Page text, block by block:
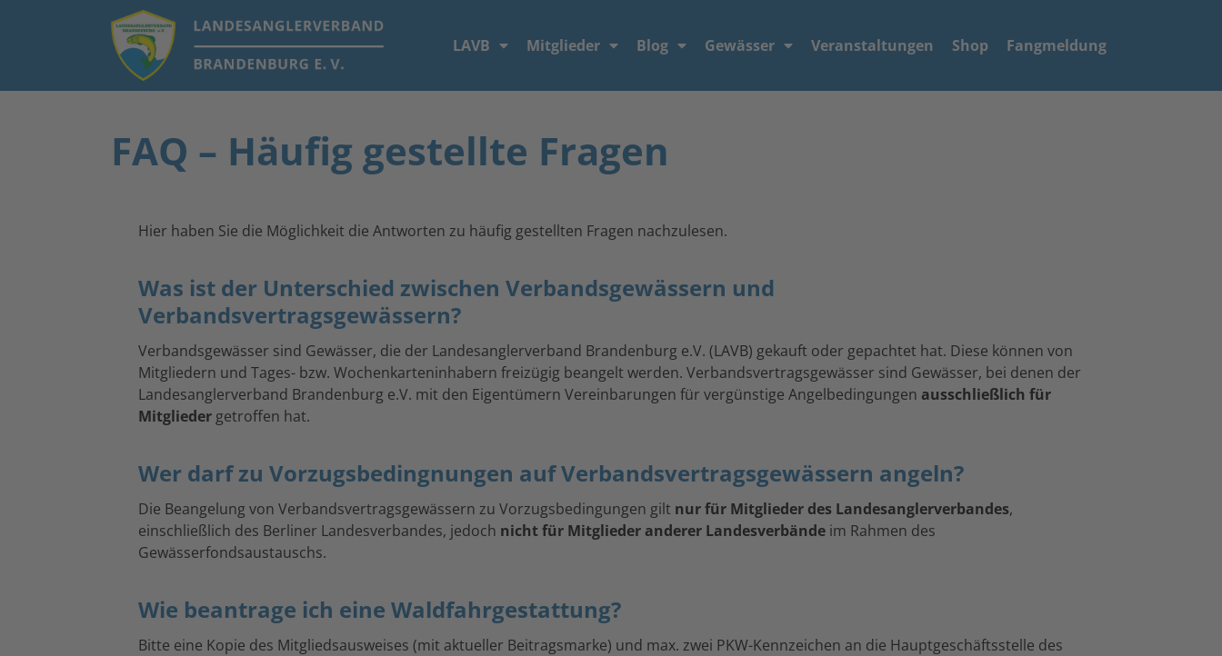
LAVB Mitglieder Blog Gewässer Veranstaltungen Shop Fangmeldung
FAQ – Häufig gestellte Fragen
Hier haben Sie die Möglichkeit die Antworten zu häufig gestellten Fragen nachzulesen.
Was ist der Unterschied zwischen Verbandsgewässern und
Verbandsvertragsgewässern?
Verbandsgewässer sind Gewässer, die der Landesanglerverband Brandenburg e.V. (LAVB) gekauft oder gepachtet hat. Diese können von
Mitgliedern und Tages- bzw. Wochenkarteninhabern freizügig beangelt werden. Verbandsvertragsgewässer sind Gewässer, bei denen der
Landesanglerverband Brandenburg e.V. mit den Eigentümern Vereinbarungen für vergünstige Angelbedingungen ausschließlich für
Mitglieder getroffen hat.
Wer darf zu Vorzugsbedingnungen auf Verbandsvertragsgewässern angeln?
Die Beangelung von Verbandsvertragsgewässern zu Vorzugsbedingungen gilt nur für Mitglieder des Landesanglerverbandes,
einschließlich des Berliner Landesverbandes, jedoch nicht für Mitglieder anderer Landesverbände im Rahmen des
Gewässerfondsaustauschs.
Wie beantrage ich eine Waldfahrgestattung?
Bitte eine Kopie des Mitgliedsausweises (mit aktueller Beitragsmarke) und max. zwei PKW-Kennzeichen an die Hauptgeschäftsstelle des